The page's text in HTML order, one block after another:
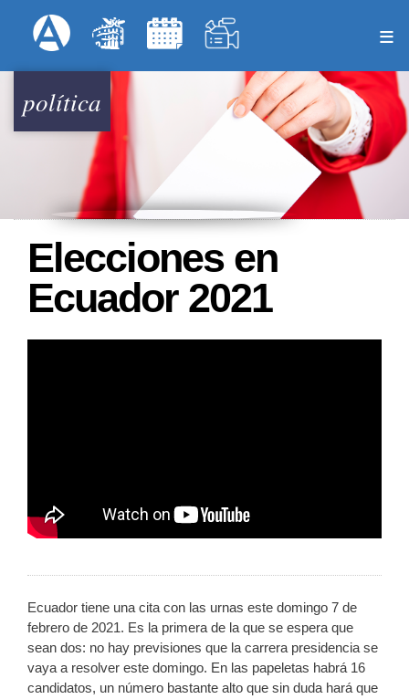
al
principal
Menú Superior
política
Elecciones en
Ecuador 2021
Ecuador tiene una cita con las urnas este domingo 7 de
febrero de 2021. Es la primera de la que se espera que
sean dos: no hay previsiones que la carrera presidencia se
vaya a resolver este domingo. En las papeletas habrá 16
candidatos, un número bastante alto que sin duda hará que